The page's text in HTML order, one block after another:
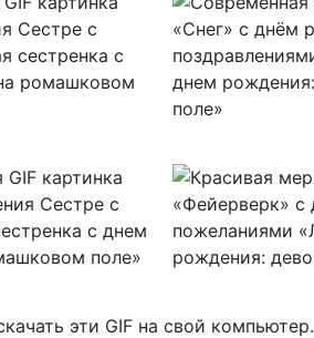
эти GIF на свой компьютер.